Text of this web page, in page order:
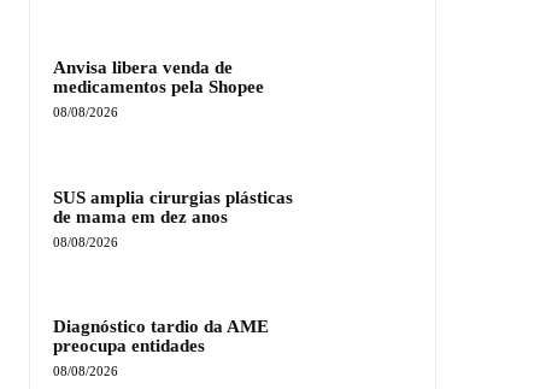
Anvisa libera venda de
medicamentos pela Shopee
08/08/2026
SUS amplia cirurgias plásticas
de mama em dez anos
08/08/2026
Diagnóstico tardio da AME
preocupa entidades
08/08/2026